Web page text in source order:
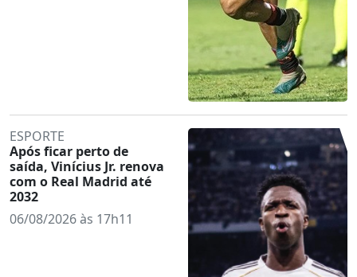
ESPORTE
Após ficar perto de
saída, Vinícius Jr. renova
com o Real Madrid até
2032
06/08/2026 às 17h11